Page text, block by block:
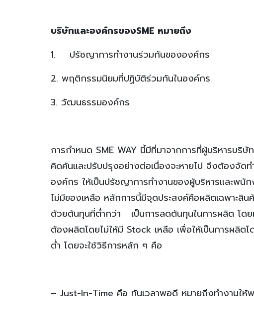
บริษัทและองค์กรของSME หมายถึง
1. ปรัชญาการทำงานร่วมกันขององค์กร
2. พฤติกรรมนิยมที่ปฏิบัติร่วมกันในองค์กร
3. วัฒนธรรมองค์กร
การกำหนด SME WAY นี้มีที่มาจากการที่ผู้บริหารบริษั
คิดค้นและปรับปรุงอย่างต่อเนื่องจะหายไป จึงต้องจัด
องค์กร ให้เป็นปรัชญาการทำงานของผู้บริหารและพ
ไม่มีของเหลือ หลักการนี้มีจุดประสงค์คือผลิตเฉพาะสิ
ด้วยต้นทุนที่ต่ำกว่า เป็นการลดต้นทุนในการผลิต โด
ต้องผลิตโดยไม่ให้มี Stock เหลือ เพื่อให้เป็นการผลิ
ต่ำ โดยจะใช้วิธีการหลัก ๆ คือ
– Just-In-Time คือ ทันเวลาพอดี หมายถึงทำงานให้